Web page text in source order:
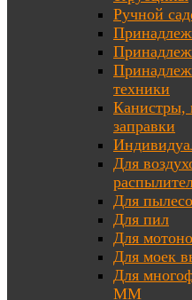
Ручной
техники
Канистры,
заправки
Для
Для
Для пил
Для
Для моек
Для
MM